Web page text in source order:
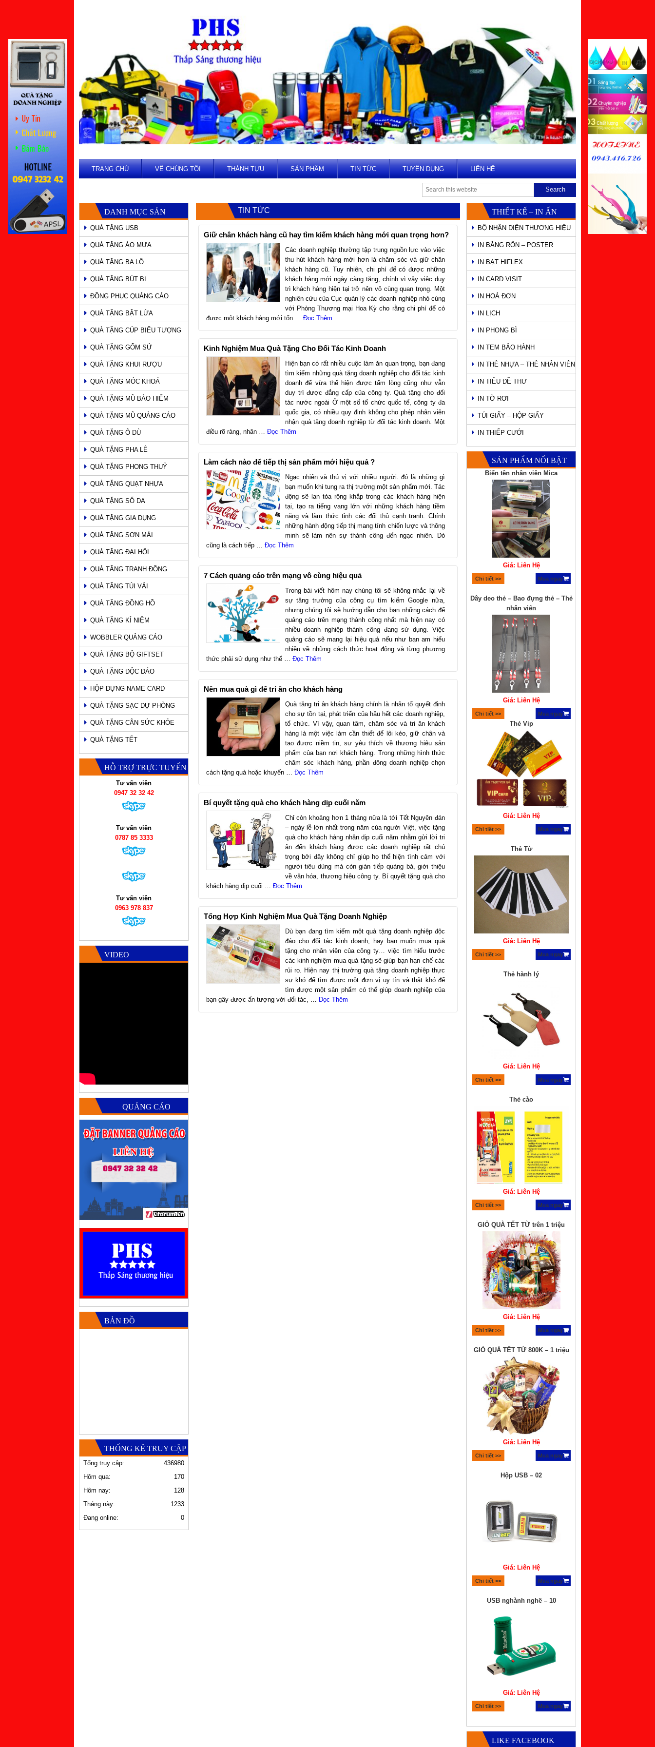
TRANG CHỦ VỀ CHÚNG TÔI THÀNH TỰU SẢN PHẨM TIN TỨC TUYỂN DỤNG LIÊN HỆ
TIN TỨC
Giữ chân khách hàng cũ hay tìm kiếm khách hàng mới quan trọng hơn?
Các doanh nghiệp thường tập trung nguồn lực vào việc
thu hút khách hàng mới hơn là chăm sóc và giữ chân
khách hàng cũ. Tuy nhiên, chi phí để có được những
khách hàng mới ngày càng tăng, chính vì vậy việc duy
trì khách hàng hiện tại trở nên vô cùng quan trọng. Một
nghiên cứu của Cục quản lý các doanh nghiệp nhỏ cùng
với Phòng Thương mại Hoa Kỳ cho rằng chi phí để có
được một khách hàng mới tốn … Đọc Thêm
Kinh Nghiệm Mua Quà Tặng Cho Đối Tác Kinh Doanh
Hiện bạn có rất nhiều cuộc làm ăn quan trọng, bạn đang
tìm kiếm những quà tặng doanh nghiệp cho đối tác kinh
doanh để vừa thể hiện được tấm lòng cũng như vẫn
duy trì được đẳng cấp của công ty. Quà tặng cho đối
tác nước ngoài Ở một số tổ chức quốc tế, công ty đa
quốc gia, có nhiều quy định không cho phép nhân viên
nhận quà tặng doanh nghiệp từ đối tác kinh doanh. Một
điều rõ ràng, nhân … Đọc Thêm
Làm cách nào để tiếp thị sản phẩm mới hiệu quả ?
Ngạc nhiên và thú vị với nhiều người: đó là những gì
bạn muốn khi tung ra thị trường một sản phẩm mới. Tác
động sẽ lan tỏa rộng khắp trong các khách hàng hiện
tại, tạo ra tiếng vang lớn với những khách hàng tiềm
năng và làm thức tỉnh các đối thủ cạnh tranh. Chính
những hành động tiếp thị mang tính chiến lược và thông
minh sẽ làm nên sự thành công đến ngạc nhiên. Đó
cũng là cách tiếp … Đọc Thêm
7 Cách quảng cáo trên mạng vô cùng hiệu quả
Trong bài viết hôm nay chúng tôi sẽ không nhắc lại về
sự tăng trưởng của công cụ tìm kiếm Google nữa,
nhưng chúng tôi sẽ hướng dẫn cho bạn những cách để
quảng cáo trên mạng thành công nhất mà hiện nay có
nhiều doanh nghiệp thành công đang sử dụng. Việc
quảng cáo sẽ mang lại hiệu quả nếu như bạn am hiểu
nhiều về những cách thức hoạt động và từng phương
thức phải sử dụng như thế … Đọc Thêm
Nên mua quà gì để tri ân cho khách hàng
Quà tặng tri ân khách hàng chính là nhân tố quyết định
cho sự tồn tại, phát triển của hầu hết các doanh nghiệp,
tổ chức. Vì vậy, quan tâm, chăm sóc và tri ân khách
hàng là một việc làm cần thiết để lôi kéo, giữ chân và
tạo được niềm tin, sự yêu thích về thương hiệu sản
phẩm của bạn nơi khách hàng. Trong những hình thức
chăm sóc khách hàng, phần đông doanh nghiệp chọn
cách tặng quà hoặc khuyến … Đọc Thêm
Bí quyết tặng quà cho khách hàng dịp cuối năm
Chỉ còn khoảng hơn 1 tháng nữa là tới Tết Nguyên đán
– ngày lễ lớn nhất trong năm của người Việt, việc tặng
quà cho khách hàng nhân dịp cuối năm nhằm gửi lời tri
ân đến khách hàng được các doanh nghiệp rất chú
trọng bởi đây không chỉ giúp họ thể hiện tình cảm với
người tiêu dùng mà còn gián tiếp quảng bá, giới thiệu
về văn hóa, thương hiệu công ty. Bí quyết tặng quà cho
khách hàng dịp cuối … Đọc Thêm
Tổng Hợp Kinh Nghiệm Mua Quà Tặng Doanh Nghiệp
Dù bạn đang tìm kiếm một quà tặng doanh nghiệp độc
đáo cho đối tác kinh doanh, hay bạn muốn mua quà
tặng cho nhân viên của công ty… việc tìm hiểu trước
các kinh nghiệm mua quà tặng sẽ giúp bạn hạn chế các
rủi ro. Hiện nay thị trường quà tặng doanh nghiệp thực
sự khó để tìm được một đơn vị uy tín và thật khó để
tìm được một sản phẩm có thể giúp doanh nghiệp của
bạn gây được ấn tượng với đối tác, … Đọc Thêm
THIẾT KẾ – IN ẤN
BỘ NHẬN DIỆN THƯƠNG HIỆU
IN BĂNG RÔN – POSTER
IN BẠT HIFLEX
IN CARD VISIT
IN HOÁ ĐƠN
IN LỊCH
IN PHONG BÌ
IN TEM BẢO HÀNH
IN THẺ NHỰA – THẺ NHÂN VIÊN
IN TIÊU ĐỀ THƯ
IN TỜ RƠI
TÚI GIẤY – HỘP GIẤY
IN THIẾP CƯỚI
SẢN PHẨM NỔI BẬT
Biển tên nhân viên Mica
Giá: Liên Hệ
Chi tiết >> Mua ngay
Dây deo thẻ – Bao đựng thẻ – Thẻ
nhân viên
Giá: Liên Hệ
Chi tiết >> Mua ngay
Thẻ Vip
Giá: Liên Hệ
Chi tiết >> Mua ngay
Thẻ Từ
Giá: Liên Hệ
Chi tiết >> Mua ngay
Thẻ hành lý
Giá: Liên Hệ
Chi tiết >> Mua ngay
Thẻ cào
Giá: Liên Hệ
Chi tiết >> Mua ngay
GIỎ QUÀ TẾT TỪ trên 1 triệu
Giá: Liên Hệ
Chi tiết >> Mua ngay
GIỎ QUÀ TẾT TỪ 800K – 1 triệu
Giá: Liên Hệ
Chi tiết >> Mua ngay
Hộp USB – 02
Giá: Liên Hệ
Chi tiết >> Mua ngay
USB nghành nghề – 10
Giá: Liên Hệ
Chi tiết >> Mua ngay
Quà tặng bộ xếp hình lego
LIKE FACEBOOK
DANH MỤC SẢN
PHẨM
QUÀ TẶNG USB
QUÀ TẶNG ÁO MƯA
QUÀ TẶNG BA LÔ
QUÀ TẶNG BÚT BI
ĐỒNG PHỤC QUẢNG CÁO
QUÀ TẶNG BẬT LỬA
QUÀ TẶNG CÚP BIỂU TƯỢNG
QUÀ TẶNG GỐM SỨ
QUÀ TẶNG KHUI RƯỢU
QUÀ TẶNG MÓC KHOÁ
QUÀ TẶNG MŨ BẢO HIỂM
QUÀ TẶNG MŨ QUẢNG CÁO
QUÀ TẶNG Ô DÙ
QUÀ TẶNG PHA LÊ
QUÀ TẶNG PHONG THUỶ
QUÀ TẶNG QUẠT NHỰA
QUÀ TẶNG SỔ DA
QUÀ TẶNG GIA DỤNG
QUÀ TẶNG SƠN MÀI
QUÀ TẶNG ĐẠI HỘI
QUÀ TẶNG TRANH ĐỒNG
QUÀ TẶNG TÚI VẢI
QUÀ TẶNG ĐỒNG HỒ
QUÀ TẶNG KỈ NIỆM
WOBBLER QUẢNG CÁO
QUÀ TẶNG BỘ GIFTSET
QUÀ TẶNG ĐỘC ĐÁO
HỘP ĐỰNG NAME CARD
QUÀ TẶNG SẠC DỰ PHÒNG
QUÀ TẶNG CÂN SỨC KHỎE
QUÀ TẶNG TẾT
HỖ TRỢ TRỰC TUYẾN
Tư vấn viên
0947 32 32 42
Tư vấn viên
0787 85 3333
Tư vấn viên
0963 978 837
VIDEO
QUẢNG CÁO
BẢN ĐỒ
THỐNG KÊ TRUY CẬP
436980
Tổng truy cập:
170
Hôm qua:
128
Hôm nay:
1233
Tháng này:
0
Đang online: